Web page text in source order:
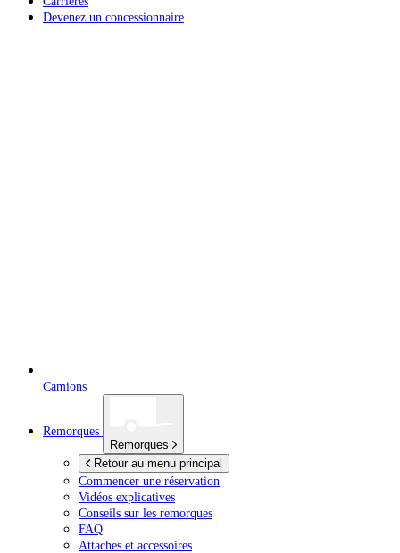
Devenez un concessionnaire
Camions
Remorques
Remorques
Retour au menu principal
Commencer une réservation
Vidéos explicatives
Conseils sur les remorques
FAQ
Attaches et accessoires